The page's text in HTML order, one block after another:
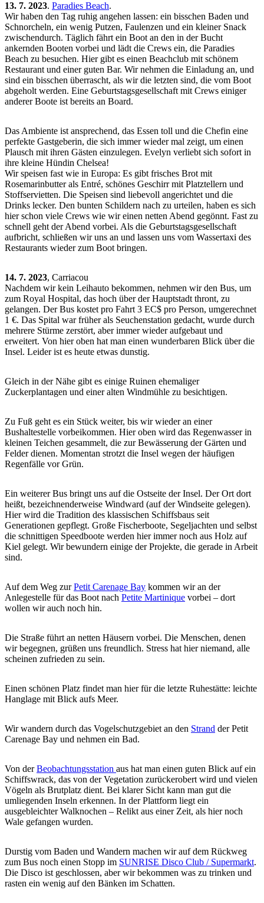
13. 7. 2023. Paradies Beach.
Wir haben den Tag ruhig angehen lassen: ein bisschen Baden und
Schnorcheln, ein wenig Putzen, Faulenzen und ein kleiner Snack
zwischendurch. Täglich fährt ein Boot an den in der Bucht
ankernden Booten vorbei und lädt die Crews ein, die Paradies
Beach zu besuchen. Hier gibt es einen Beachclub mit schönem
Restaurant und einer guten Bar. Wir nehmen die Einladung an, und
sind ein bisschen überrascht, als wir die letzten sind, die vom Boot
abgeholt werden. Eine Geburtstagsgesellschaft mit Crews einiger
anderer Boote ist bereits an Board.
Das Ambiente ist ansprechend, das Essen toll und die Chefin eine
perfekte Gastgeberin, die sich immer wieder mal zeigt, um einen
Plausch mit ihren Gästen einzulegen. Evelyn verliebt sich sofort in
ihre kleine Hündin Chelsea!
Wir speisen fast wie in Europa: Es gibt frisches Brot mit
Rosemarinbutter als Entré, schönes Geschirr mit Platztellern und
Stoffservietten. Die Speisen sind liebevoll angerichtet und die
Drinks lecker. Den bunten Schildern nach zu urteilen, haben es sich
hier schon viele Crews wie wir einen netten Abend gegönnt. Fast zu
schnell geht der Abend vorbei. Als die Geburtstagsgesellschaft
aufbricht, schließen wir uns an und lassen uns vom Wassertaxi des
Restaurants wieder zum Boot bringen.
14. 7. 2023, Carriacou
Nachdem wir kein Leihauto bekommen, nehmen wir den Bus, um
zum Royal Hospital, das hoch über der Hauptstadt thront, zu
gelangen. Der Bus kostet pro Fahrt 3 EC$ pro Person, umgerechnet
1 €. Das Spital war früher als Seuchenstation gedacht, wurde durch
mehrere Stürme zerstört, aber immer wieder aufgebaut und
erweitert. Von hier oben hat man einen wunderbaren Blick über die
Insel. Leider ist es heute etwas dunstig.
Gleich in der Nähe gibt es einige Ruinen ehemaliger
Zuckerplantagen und einer alten Windmühle zu besichtigen.
Zu Fuß geht es ein Stück weiter, bis wir wieder an einer
Bushaltestelle vorbeikommen. Hier oben wird das Regenwasser in
kleinen Teichen gesammelt, die zur Bewässerung der Gärten und
Felder dienen. Momentan strotzt die Insel wegen der häufigen
Regenfälle vor Grün.
Ein weiterer Bus bringt uns auf die Ostseite der Insel. Der Ort dort
heißt, bezeichnenderweise Windward (auf der Windseite gelegen).
Hier wird die Tradition des klassischen Schiffsbaus seit
Generationen gepflegt. Große Fischerboote, Segeljachten und selbst
die schnittigen Speedboote werden hier immer noch aus Holz auf
Kiel gelegt. Wir bewundern einige der Projekte, die gerade in Arbeit
sind.
Auf dem Weg zurPetit Carenage Bay kommen wir an der
Anlegestelle für das Boot nach Petite Martinique vorbei – dort
wollen wir auch noch hin.
Die Straße führt an netten Häusern vorbei. Die Menschen, denen
wir begegnen, grüßen uns freundlich. Stress hat hier niemand, alle
scheinen zufrieden zu sein.
Einen schönen Platz findet man hier für die letzte Ruhestätte: leichte
Hanglage mit Blick aufs Meer.
Wir wandern durch das Vogelschutzgebiet an den Strand der Petit
Carenage Bay und nehmen ein Bad.
Von derBeobachtungsstation aus hat man einen guten Blick auf ein
Schiffswrack, das von der Vegetation zurückerobert wird und vielen
Vögeln als Brutplatz dient. Bei klarer Sicht kann man gut die
umliegenden Inseln erkennen. In der Plattform liegt ein
ausgebleichter Walknochen – Relikt aus einer Zeit, als hier noch
Wale gefangen wurden.
Durstig vom Baden und Wandern machen wir auf dem Rückweg
zum Bus noch einen Stopp im SUNRISE Disco Club / Supermarkt.
Die Disco ist geschlossen, aber wir bekommen was zu trinken und
rasten ein wenig auf den Bänken im Schatten.